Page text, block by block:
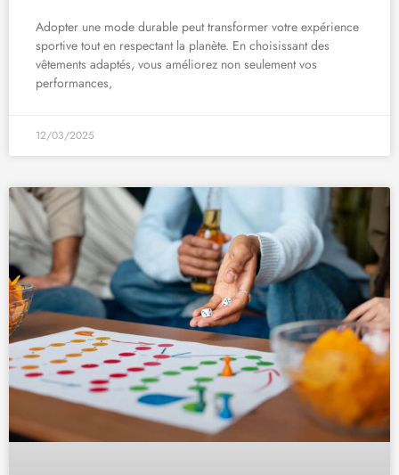
Adopter une mode durable peut transformer votre expérience
sportive tout en respectant la planète. En choisissant des
vêtements adaptés, vous améliorez non seulement vos
performances,
12/03/2025